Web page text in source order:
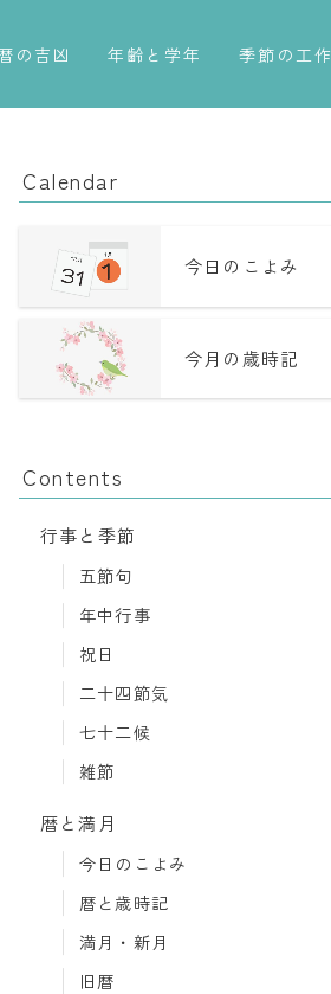
の吉凶
日・縁起の良い日
二十八宿
二十七宿
誕生シンボル
年齢と学年
年齢・干支
厄年
長寿のお祝い
季節の工作
紋切り遊び
Calendar
今日のこよみ
今月の歳時記
Contents
行事と季節
五節句
年中行事
祝日
二十四節気
七十二候
雑節
暦と満月
今日のこよみ
暦と歳時記
満月・新月
旧暦